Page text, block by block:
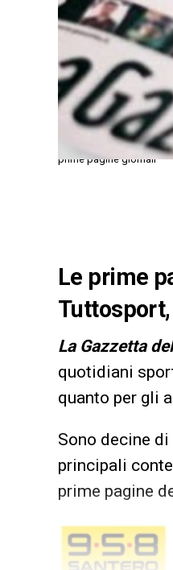
prime pagine giornali
Le prime
La Gazzetta
quotidiani
quanto per gli
Sono decine
principali
prime pagine